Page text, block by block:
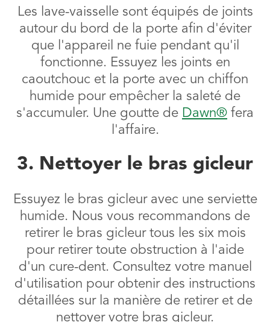
Les lave-vaisselle sont équipés de joints
autour du bord de la porte afin d'éviter
que l'appareil ne fuie pendant qu'il
fonctionne. Essuyez les joints en
caoutchouc et la porte avec un chiffon
humide pour empêcher la saleté de
s'accumuler. Une goutte de Dawn® fera
l'affaire.
3. Nettoyer le bras gicleur
Essuyez le bras gicleur avec une serviette
humide. Nous vous recommandons de
retirer le bras gicleur tous les six mois
pour retirer toute obstruction à l'aide
d'un cure-dent. Consultez votre manuel
d'utilisation pour obtenir des instructions
détaillées sur la manière de retirer et de
nettoyer votre bras gicleur.